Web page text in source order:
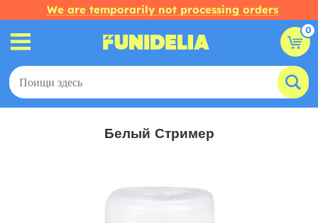
We are temporarily not processing orders
0
Белый Стример